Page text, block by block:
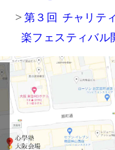
第３回 チャリテ
楽フェスティバル